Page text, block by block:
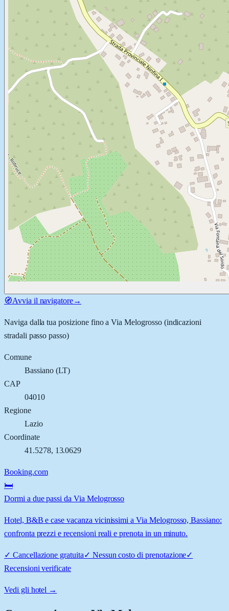
🧭Avvia il navigatore→
Naviga dalla tua posizione fino aVia Melogrosso(indicazioni
stradali passo passo)
Comune
Bassiano(LT)
CAP
04010
Regione
Lazio
Coordinate
41.5278, 13.0629
Booking.com
🛏️
Dormi a due passi da Via Melogrosso
Hotel, B&B e case vacanza vicinissimi a Via Melogrosso, Bassiano:
confronta prezzi e recensioni reali e prenota in un minuto.
✓ Cancellazione gratuita✓ Nessun costo di prenotazione✓
Recensioni verificate
Vedi gli hotel →